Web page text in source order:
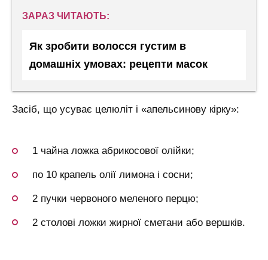
ЗАРАЗ ЧИТАЮТЬ:
Як зробити волосся густим в
домашніх умовах: рецепти масок
Засіб, що усуває целюліт і «апельсинову кірку»:
1 чайна ложка абрикосової олійки;
по 10 крапель олії лимона і сосни;
2 пучки червоного меленого перцю;
2 столові ложки жирної сметани або вершків.